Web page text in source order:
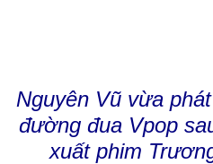
Nguyên Vũ vừa
đường đua Vpop
xuất phim